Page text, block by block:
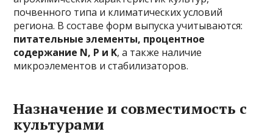
почвенного типа и климатических условий
региона. В составе форм выпуска учитываются:
питательные элементы, процентное
содержание N, P и K, а также наличие
микроэлементов и стабилизаторов.
Назначение и совместимость с
культурами